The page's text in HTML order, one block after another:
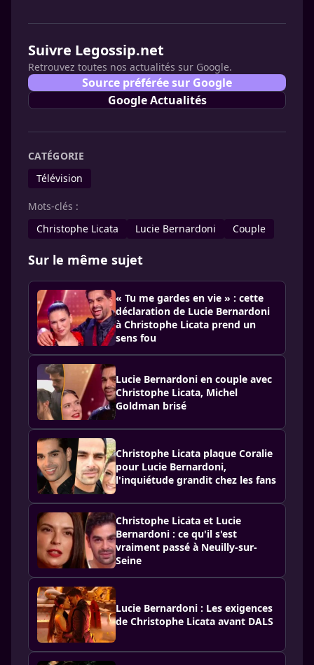
Suivre Legossip.net
Retrouvez toutes nos actualités sur Google.
Source préférée sur Google
Google Actualités
CATÉGORIE
Télévision
Mots-clés :
Christophe Licata
Lucie Bernardoni Couple
Sur le même sujet
« Tu me gardes en vie » : cette
déclaration de Lucie Bernardoni
à Christophe Licata prend un
sens fou
Lucie Bernardoni en couple avec
Christophe Licata, Michel
Goldman brisé
Christophe Licata plaque Coralie
pour Lucie Bernardoni,
l'inquiétude grandit chez les fans
Christophe Licata et Lucie
Bernardoni : ce qu'il s'est
vraiment passé à Neuilly-sur-
Seine
Lucie Bernardoni : Les exigences
de Christophe Licata avant DALS